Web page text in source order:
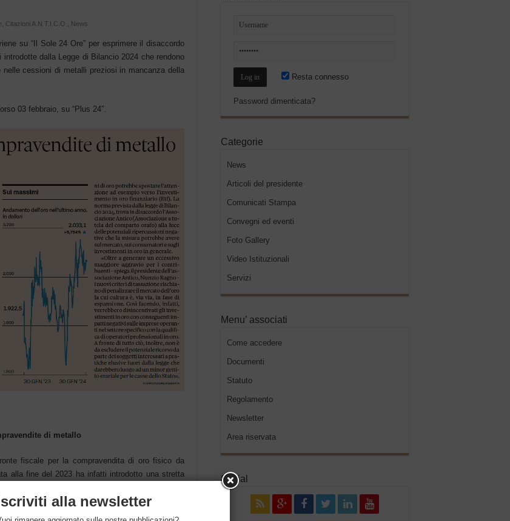
Citazioni A.N.T.I.C.O. News
su “Il Sole 24 Ore” per esprimere il disaccordo
dalla Legge di Bilancio 2024 che rendono
cessioni di metalli preziosi in mancanza della
03 febbraio, su “Plus 24″.
di metallo
fiscale per la compravendita di oro fisico da
alla fine del 2023 ha infatti introdotto una stretta
sotto forma di lingotti, placchette, monete,
Resta connesso
Password dimenticata?
Categorie
News
Articoli del presidente
Comunicati Stampa
Convegni ed eventi
Foto Gallery
Video Istituzionali
Servizi
Menu’ associati
Come accedere
Documenti
Statuto
Regolamento
Newsletter
Area riservata
Social
alla newsletter